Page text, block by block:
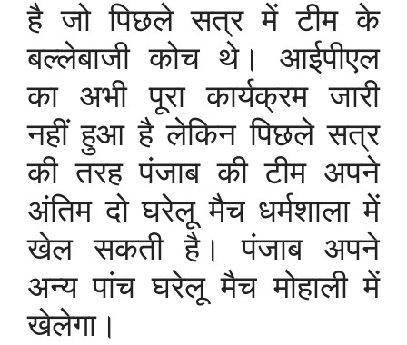
है जो पिछले सत्र में टीम के
बल्लेबाजी कोच थे। आईपीएल
का अभी पूरा कार्यक्रम जारी
नहीं हुआ है लेकिन पिछले सत्र
की तरह पंजाब की टीम अपने
अंतिम दो घरेलू मैच धर्मशाला में
खेल सकती है। पंजाब अपने
अन्य पांच घरेलू मैच मोहाली में
खेलेगा।